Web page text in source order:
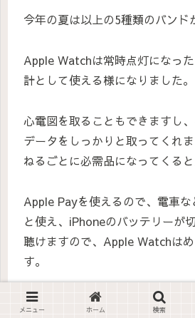
今年の夏は以上の5種類のバンド
Apple Watchは常時点灯になっ
計として使える様になりました。
心電図を取ることもできますし
データをしっかりと取ってくれ
ねるごとに必需品になってくると
Apple Payを使えるので、電車な
と使え、iPhoneのバッテリーが
聴けますので、Apple Watchは
す。
メニュー ホーム 検索